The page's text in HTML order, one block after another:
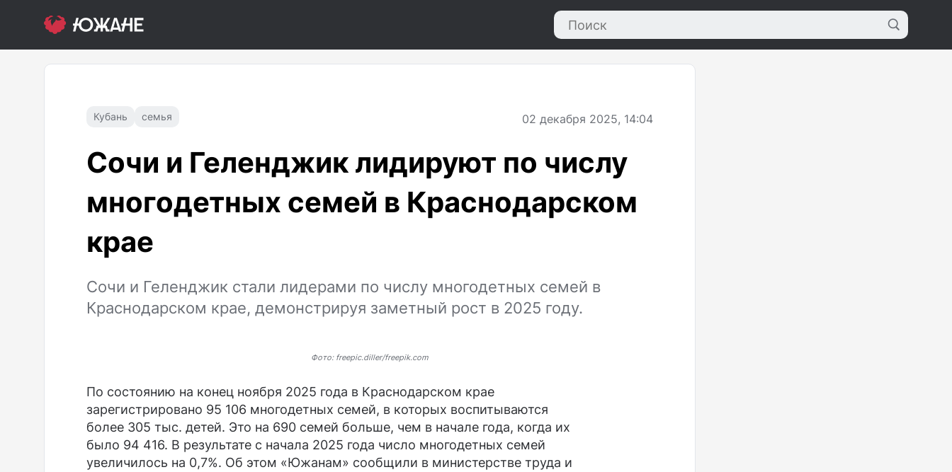
Кубань семья 02 декабря 2025, 14:04
Сочи и Геленджик лидируют по числу
многодетных семей в Краснодарском
крае
Сочи и Геленджик стали лидерами по числу многодетных семей в
Краснодарском крае, демонстрируя заметный рост в 2025 году.
Фото: freepic.diller/freepik.com
По состоянию на конец ноября 2025 года в Краснодарском крае
зарегистрировано 95 106 многодетных семей, в которых воспитываются
более 305 тыс. детей. Это на 690 семей больше, чем в начале года, когда их
было 94 416. В результате с начала 2025 года число многодетных семей
увеличилось на 0,7%. Об этом «Южанам» сообщили в министерстве труда и